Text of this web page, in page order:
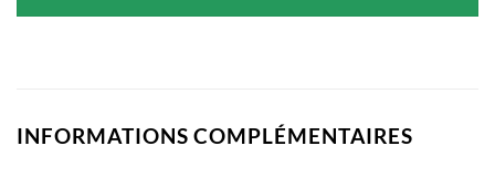
INFORMATIONS COMPLÉMENTAIRES